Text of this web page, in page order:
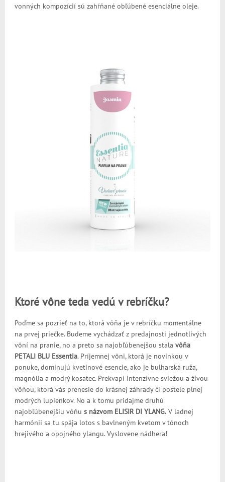
vonných kompozícií sú zahŕňané obľúbené esenciálne oleje.
Ktoré vône teda vedú v rebríčku?
Poďme sa pozrieť na to, ktorá vôňa je v rebríčku momentálne
na prvej priečke. Budeme vychádzať z predajnosti jednotlivých
vôní na pranie, no a preto sa najobľúbenejšou stala vôňa
PETALI BLU Essentia. Príjemnej vôni, ktorá je novinkou v
ponuke, dominujú kvetinové esencie, ako je bulharská ruža,
magnólia a modrý kosatec. Prekvapí intenzívne sviežou a živou
vôňou, ktorá vás prenesie do krásnej záhrady či postele plnej
modrých lupienkov. No a k tomu pridajme druhú
najobľúbenejšiu vôňu s názvom ELISIR DI YLANG. V ladnej
harmónii sa tu spája lotos s bavlneným kvetom v tónoch
hrejivého a opojného ylangu. Vyslovene nádhera!